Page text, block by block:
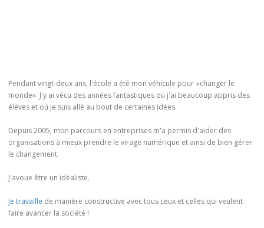
Pendant vingt-deux ans, l'école a été mon véhicule pour «changer le
monde». J'y ai vécu des années fantastiques où j'ai beaucoup appris des
élèves et où je suis allé au bout de certaines idées.
Depuis 2005, mon parcours en entreprises m'a permis d'aider des
organisations à mieux prendre le virage numérique et ainsi de bien gérer
le changement.
J'avoue être un idéaliste.
Je travaille de manière constructive avec tous ceux et celles qui veulent
faire avancer la société !